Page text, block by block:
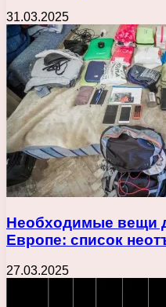
31.03.2025
Необходимые вещи
Европе: список
27.03.2025